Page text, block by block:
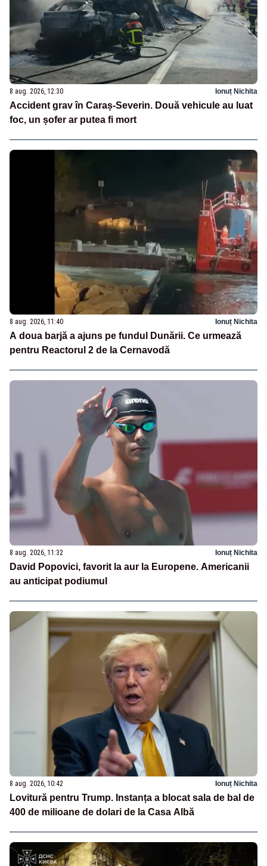
8 aug. 2026, 12:30 Ionuț Nichita
Accident grav în Caraș-Severin. Două vehicule au luat
foc, un șofer ar putea fi mort
8 aug. 2026, 11:40 Ionuț Nichita
A doua barjă a ajuns pe fundul Dunării. Ce urmează
pentru Reactorul 2 de la Cernavodă
8 aug. 2026, 11:32 Ionuț Nichita
David Popovici, favorit la aur la Europene. Americanii
au anticipat podiumul
8 aug. 2026, 10:42 Ionuț Nichita
Lovitură pentru Trump. Instanța a blocat sala de bal de
400 de milioane de dolari de la Casa Albă